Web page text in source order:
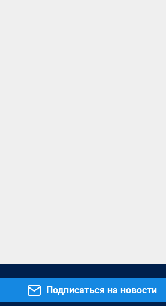
Подписаться на новости